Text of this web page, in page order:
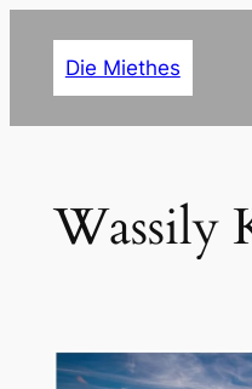
Die Miethes
Wassily